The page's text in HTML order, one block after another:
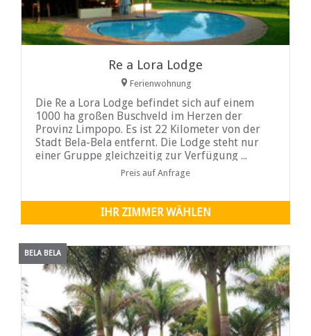
Re a Lora Lodge
Ferienwohnung
Die Re a Lora Lodge befindet sich auf einem
1000 ha großen Buschveld im Herzen der
Provinz Limpopo. Es ist 22 Kilometer von der
Stadt Bela-Bela entfernt. Die Lodge steht nur
einer Gruppe gleichzeitig zur Verfügung ...
Preis auf Anfrage
IHR ZIMMER WÄHLEN
BELA BELA